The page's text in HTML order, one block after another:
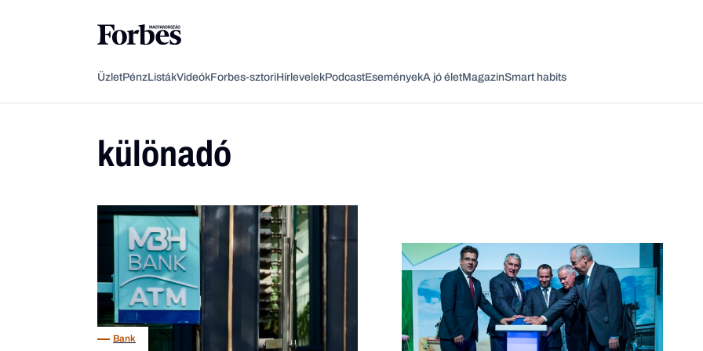
Vagy fedezze fel a következő témákat
Üzlet Pénz Zöld Legyél jobb!
ÜzletPénzListákVideókForbes-sztoriHírlevelekPodcastEseményekA jó életMagazinSmart habits
különadó
Bank